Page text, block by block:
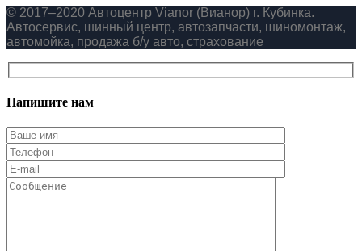
© 2017–2020 Автоцентр Vianor (Вианор) г. Кубинка.
Автосервис, шинный центр, автозапчасти, шиномонтаж,
автомойка, продажа б/у авто, страхование
Напишите нам